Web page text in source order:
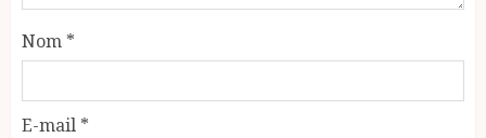
Nom *
E-mail *